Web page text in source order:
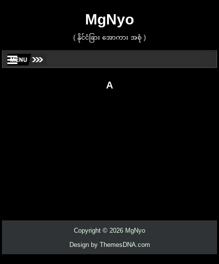
MgNyo
( နိုင်ငံခြား အောကား အစုံ )
A
Copyright © 2026 MgNyo
Design by ThemesDNA.com